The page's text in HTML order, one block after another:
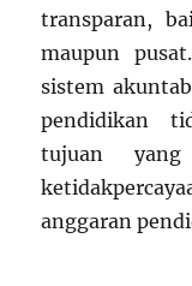
transparan,
maupun
sistem
pendidikan
tujuan
anggaran